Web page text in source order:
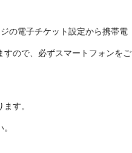
の電子チケット設定から携帯電
すので、必ずスマートフォンをご
す。